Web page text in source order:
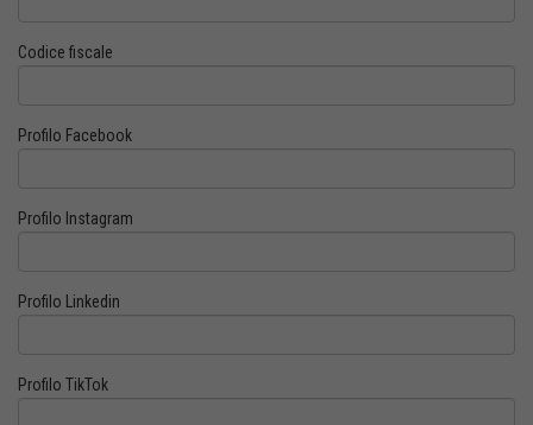
Codice fiscale
Profilo Facebook
Profilo Instagram
Profilo Linkedin
Profilo TikTok